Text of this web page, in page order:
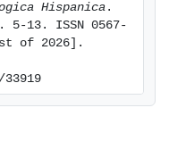
sedimentarios. Se
de 15
la mayoría de los
en las muestras
que afloran en
aquí estudiada. Se
del Kamiense y
del
Hispanica .
5-13. ISSN 0567-
of 2026].